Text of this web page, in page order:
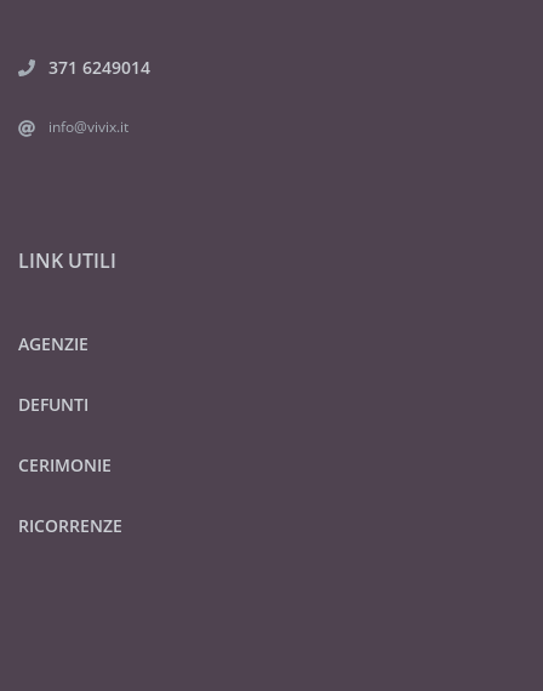
371 6249014
info@vivix.it
LINK UTILI
AGENZIE
DEFUNTI
CERIMONIE
RICORRENZE